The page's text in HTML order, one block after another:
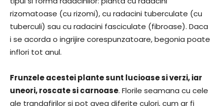
rizomatoase (cu rizomi), cu radacini tuberculate (cu
tuberculi) sau cu radacini fasciculate (fibroase). Daca
i se acorda o ingrijire corespunzatoare, begonia poate
inflori tot anul.
Frunzele acestei plante sunt lucioase si verzi, iar
uneori, roscate si carnoase. Florile seamana cu cele
ale trandafirilor si pot avea diferite culori, cum ar fi